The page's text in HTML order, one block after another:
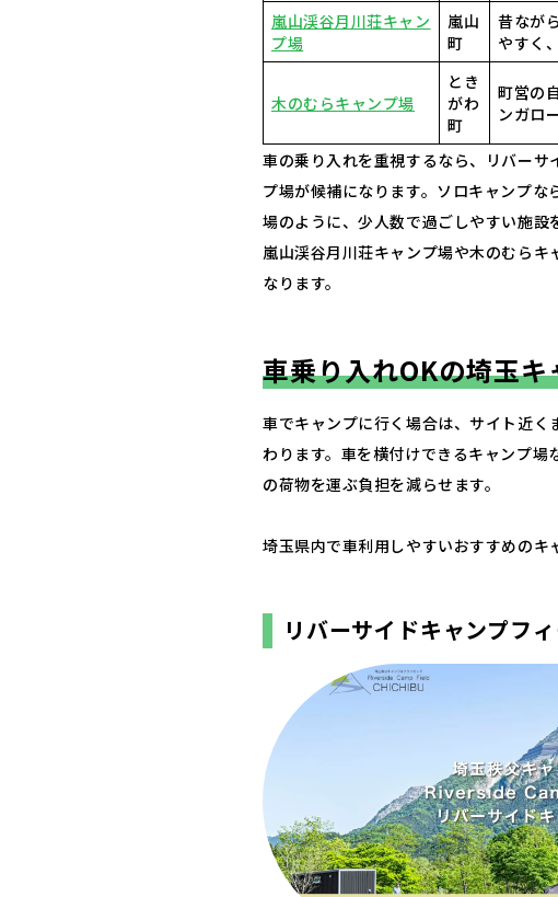
嵐山渓谷月川荘キャン
プ場
嵐山
町
昔なが
やすく
木のむらキャンプ場
とき
がわ
町
町営の
ンガロ
車の乗り入れを重視するなら、リバー
プ場が候補になります。ソロキャンプ
場のように、少人数で過ごしやすい施設
嵐山渓谷月川荘キャンプ場や木のむら
なります。
車乗り入れOKの埼玉
車でキャンプに行く場合は、サイト近
わります。車を横付けできるキャンプ
の荷物を運ぶ負担を減らせます。
埼玉県内で車利用しやすいおすすめのキ
リバーサイドキャンプフ